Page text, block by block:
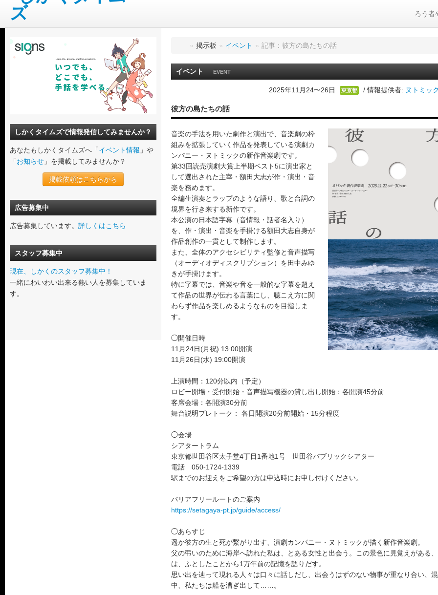
ろう者
しかくタイムズで情報発信してみませんか？
あなたもしかくタイムズへ「イベント情報 」や
「お知らせ 」を掲載してみませんか？
掲載依頼はこちらから
広告募集中
広告募集しています。 詳しくはこちら
スタッフ募集中
現在、しかくのスタッフ募集中！
一緒にわいわい出来る熱い人を募集していま
す。
» 掲示板 » イベント » 記事：彼方の島たちの話
イベント EVENT
2025年11月24〜26日 東京都 / 情報提供者: ヌトミッ
彼方の島たちの話
音楽の手法を用いた劇作と演出で、音楽劇の枠
組みを拡張していく作品を発表している演劇カ
ンパニー・ヌトミックの新作音楽劇です。
第33回読売演劇大賞上半期ベスト5に演出家と
して選出された主宰・額田大志が作・演出・音
楽を務めます。
全編生演奏とラップのような語り、歌と台詞の
境界を行き来する新作です。
本公演の日本語字幕（音情報・話者名入り）
を、作・演出・音楽を手掛ける額田大志自身が
作品創作の一貫として制作します。
また、全体のアクセシビリティ監修と音声描写
（オーディオディスクリプション）を田中みゆ
きが手掛けます。
特に字幕では、音楽や音を一般的な字幕を超え
て作品の世界が伝わる言葉にし、聴こえ方に関
わらず作品を楽しめるようなものを目指しま
す。
◯開催日時
11月24日(月祝) 13:00開演
11月26日(水) 19:00開演
上演時間：120分以内（予定）
ロビー開場・受付開始・音声描写機器の貸し出し開始：各開演45分前
客席会場：各開演30分前
舞台説明プレトーク： 各日開演20分前開始・15分程度
◯会場
シアタートラム
東京都世田谷区太子堂4丁目1番地1号 世田谷パブリックシアター
電話 050-1724-1339
駅までのお迎えをご希望の方は申込時にお申し付けください。
バリアフリールートのご案内
https://setagaya-pt.jp/guide/access/
◯あらすじ
遥か彼方の生と死が繋がり出す、演劇カンパニー・ヌトミックが描く新作音楽劇。
父の弔いのために海岸へ訪れた私は、とある女性と出会う。この景色に見覚えがある
は、ふとしたことから1万年前の記憶を語りだす。
思い出を辿って現れる人々は口々に話しだし、出会うはずのない物事が重なり合い、
中、私たちは船を漕ぎ出して……。